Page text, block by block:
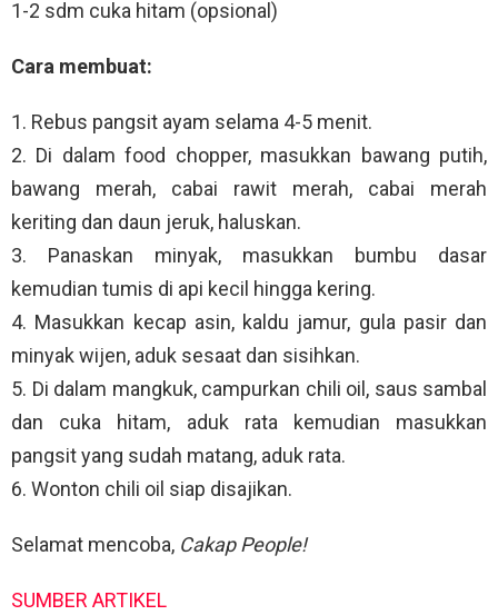
1-2 sdm cuka hitam (opsional)
Cara membuat:
1. Rebus pangsit ayam selama 4-5 menit.
2. Di dalam food chopper, masukkan bawang putih,
bawang merah, cabai rawit merah, cabai merah
keriting dan daun jeruk, haluskan.
3. Panaskan minyak, masukkan bumbu dasar
kemudian tumis di api kecil hingga kering.
4. Masukkan kecap asin, kaldu jamur, gula pasir dan
minyak wijen, aduk sesaat dan sisihkan.
5. Di dalam mangkuk, campurkan chili oil, saus sambal
dan cuka hitam, aduk rata kemudian masukkan
pangsit yang sudah matang, aduk rata.
6. Wonton chili oil siap disajikan.
Selamat mencoba, Cakap People!
SUMBER ARTIKEL